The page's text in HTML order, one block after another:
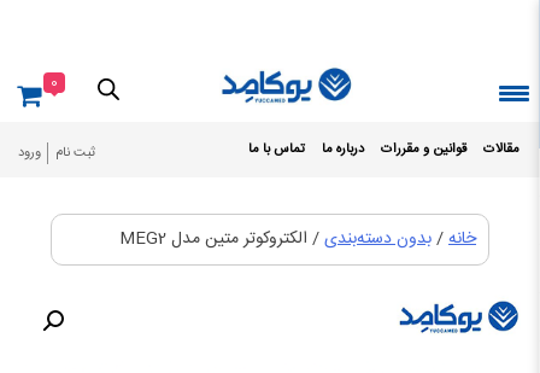
مقالات قوانین و مقررات درباره ما تماس با ما ثبت نام ورود
0
خانه/بدون دسته‌بندی/ الکتروکوتر متین مدل MEG2